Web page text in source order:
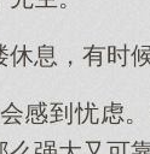
息，有时
感到忧虑